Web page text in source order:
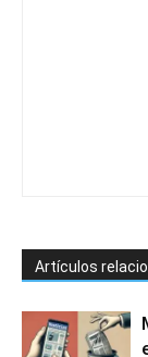
Artículos